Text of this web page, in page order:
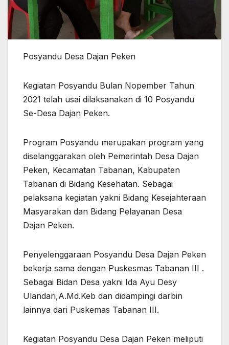
Posyandu Desa Dajan Peken
Kegiatan Posyandu Bulan Nopember Tahun
2021 telah usai dilaksanakan di 10 Posyandu
Se-Desa Dajan Peken.
Program Posyandu merupakan program yang
diselanggarakan oleh Pemerintah Desa Dajan
Peken, Kecamatan Tabanan, Kabupaten
Tabanan di Bidang Kesehatan. Sebagai
pelaksana kegiatan yakni Bidang Kesejahteraan
Masyarakan dan Bidang Pelayanan Desa
Dajan Peken.
Penyelenggaraan Posyandu Desa Dajan Peken
bekerja sama dengan Puskesmas Tabanan III .
Sebagai Bidan Desa yakni Ida Ayu Desy
Ulandari,A.Md.Keb dan didampingi darbin
lainnya dari Puskemas Tabanan III.
Kegiatan Posyandu Desa Dajan Peken meliputi